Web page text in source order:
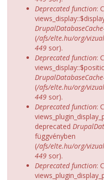
Deprecated function:
(/afs/elte.hu/org/
449 sor).
Deprecated function:
(/afs/elte.hu/org/
449 sor).
Deprecated function:
deprecated
függvényben
(/afs/elte.hu/org/
449 sor).
Deprecated function: